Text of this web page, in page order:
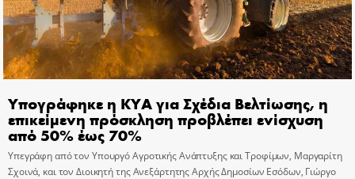
Υπογράφηκε η ΚΥΑ για Σχέδια Βελτίωσης, η
επικείμενη πρόσκληση προβλέπει ενίσχυση
από 50% έως 70%
Υπεγράφη από τον Υπουργό Αγροτικής Ανάπτυξης και Τροφίμων, Μαργαρίτη
Σχοινά, και τον Διοικητή της Ανεξάρτητης Αρχής Δημοσίων Εσόδων, Γιώργο